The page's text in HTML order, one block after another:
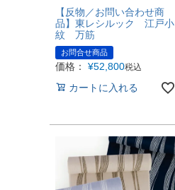
【反物／お問い合わせ商
品】東レシルック 江戸小
紋 万筋
お問合せ商品
価格： ¥52,800税込
カートに入れる